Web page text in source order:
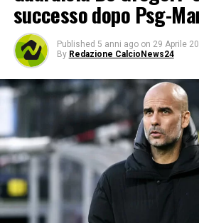
successo dopo Psg-
Published 5 anni ago on 29 Aprile
By Redazione CalcioNews24